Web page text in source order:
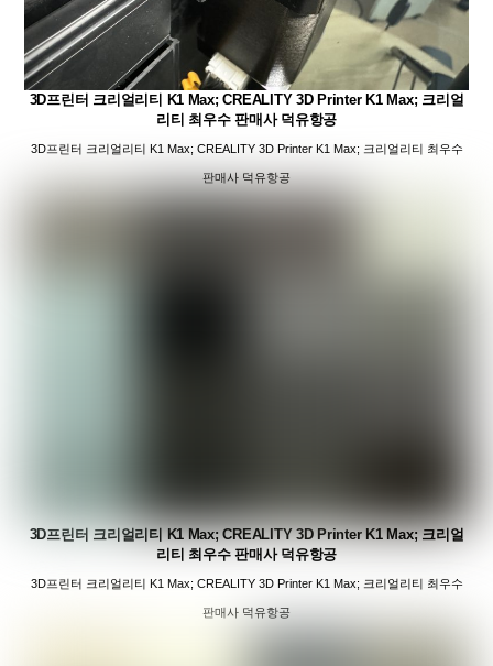
3D프린터 크리얼리티 K1 Max; CREALITY 3D Printer K1 Max; 크리얼
리티 최우수 판매사 덕유항공
3D프린터 크리얼리티 K1 Max; CREALITY 3D Printer K1 Max; 크리얼리티 최우수
판매사 덕유항공
3D프린터 크리얼리티 K1 Max; CREALITY 3D Printer K1 Max; 크리얼
리티 최우수 판매사 덕유항공
3D프린터 크리얼리티 K1 Max; CREALITY 3D Printer K1 Max; 크리얼리티 최우수
판매사 덕유항공